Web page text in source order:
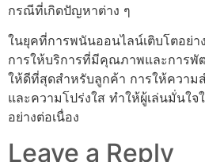
กรณีที่เกิดปัญหาต่าง ๆ
ในยุคที่การพนันออนไลน์เติบโตอย่า
การให้บริการที่มีคุณภาพและการพั
ให้ดีที่สุดสำหรับลูกค้า การให้ควา
และความโปร่งใส ทำให้ผู้เล่นมั่นใ
อย่างต่อเนื่อง
Leave a Reply